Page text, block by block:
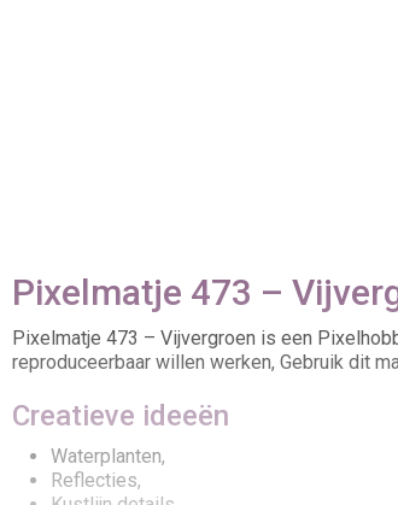
Pixelmatje 473 –
Pixelmatje 473 – Vijvergroen is een
reproduceerbaar willen werken, Gebruik dit
Creatieve ideeën
Waterplanten,
Reflecties,